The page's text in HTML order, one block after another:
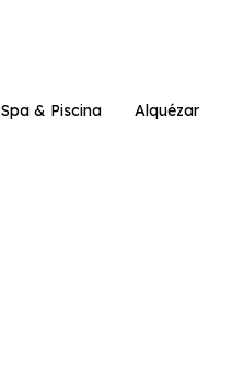
Spa & Piscina Alquézar